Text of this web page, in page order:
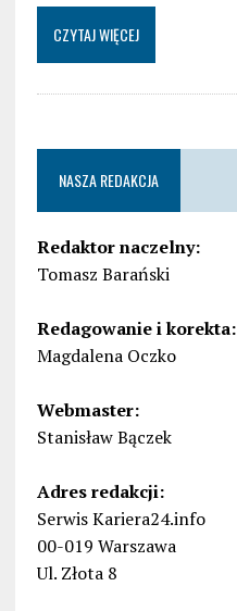
CZYTAJ WIĘCEJ
NASZA REDAKCJA
Redaktor naczelny:
Tomasz Barański
Redagowanie i korekta:
Magdalena Oczko
Webmaster:
Stanisław Bączek
Adres redakcji:
Serwis Kariera24.info
00-019 Warszawa
Ul. Złota 8